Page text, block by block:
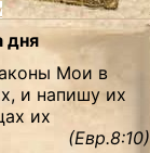
дня
Мои в
и напишу их
их
(Евр.8:10)